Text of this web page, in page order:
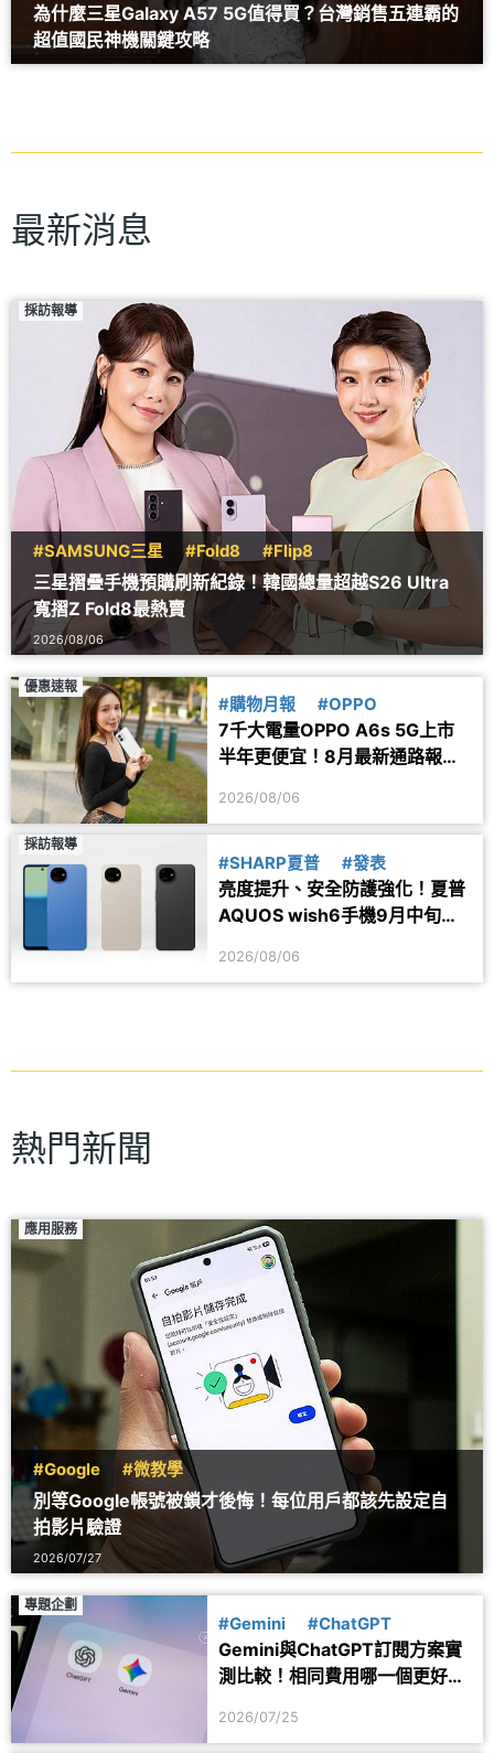
為什麼三星Galaxy A57 5G值得買？台灣銷售五連霸的
超值國民神機關鍵攻略
最新消息
採訪報導
#SAMSUNG三星 #Fold8 #Flip8
三星摺疊手機預購刷新紀錄！韓國總量超越S26 Ultra
寬摺Z Fold8最熱賣
2026/08/06
優惠速報
#購物月報 #OPPO
7千大電量OPPO A6s 5G上市
半年更便宜！8月最新通路報價
2026/08/06
採訪報導
#SHARP夏普 #發表
亮度提升、安全防護強化！夏普
AQUOS wish6手機9月中旬台
2026/08/06
熱門新聞
應用服務
#Google #微教學
別等Google帳號被鎖才後悔！每位用戶都該先設定自
拍影片驗證
2026/07/27
專題企劃
#Gemini #ChatGPT
Gemini與ChatGPT訂閱方案實
測比較！相同費用哪一個更好
2026/07/25